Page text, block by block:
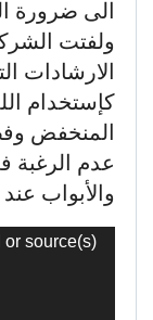
الى ضرورة
ولفتت
الارشادات
كإستخدام
المنخفض
عدم الرغبة
والأبواب
مشغل
or source(s)